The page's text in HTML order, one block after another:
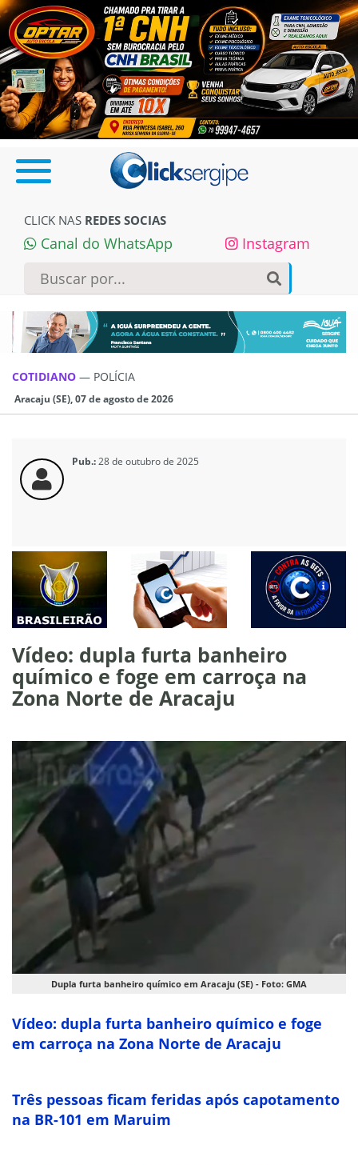
CLICK NAS REDES SOCIAS
Canal do WhatsApp Instagram
COTIDIANO — POLÍCIA
Aracaju (SE), 07 de agosto de 2026
Pub.:28 de outubro de 2025
Vídeo: dupla furta banheiro
químico e foge em carroça na
Zona Norte de Aracaju
Dupla furta banheiro químico em Aracaju (SE) - Foto: GMA
Vídeo: dupla furta banheiro químico e foge
em carroça na Zona Norte de Aracaju
Três pessoas ficam feridas após capotamento
na BR-101 em Maruim